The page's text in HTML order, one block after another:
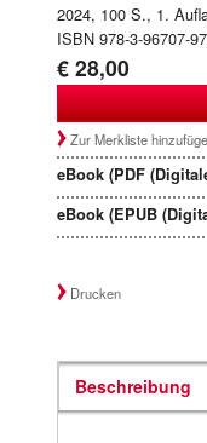
2024, 100 S., 1.
ISBN 978-3-96707-
€ 28,00
Zur Merkliste
eBook (PDF
eBook (EPUB
Drucken
Beschreibung